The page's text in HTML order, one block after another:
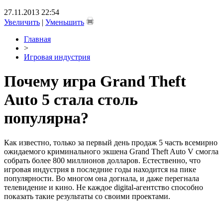
27.11.2013 22:54
Увеличить | Уменьшить
Главная
>
Игровая индустрия
Почему игра Grand Theft
Auto 5 стала столь
популярна?
Как известно, только за первый день продаж 5 часть всемирно
ожидаемого криминального экшена Grand Theft Auto V смогла
собрать более 800 миллионов долларов. Естественно, что
игровая индустрия в последние годы находится на пике
популярности. Во многом она догнала, и даже перегнала
телевидение и кино. Не каждое digital-агентство способно
показать такие результаты со своими проектами.